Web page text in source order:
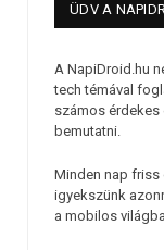
ÜDV A
A NapiDroid.hu
tech témával
számos
bemutatni.
Minden nap friss
igyekszünk
a mobilos